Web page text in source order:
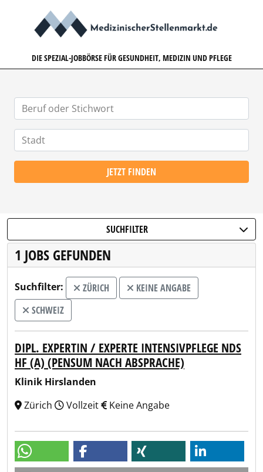
DIE SPEZIAL-JOBBÖRSE FÜR GESUNDHEIT, MEDIZIN UND PFLEGE
JETZT FINDEN
SUCHFILTER
1 JOBS GEFUNDEN
Suchfilter: ZÜRICH
KEINE ANGABE
SCHWEIZ
DIPL. EXPERTIN / EXPERTE INTENSIVPFLEGE NDS
HF (A) (PENSUM NACH ABSPRACHE)
Klinik Hirslanden
Zürich
Vollzeit Keine Angabe